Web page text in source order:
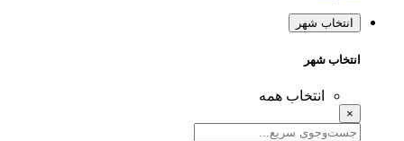
انتخاب شهر
انتخاب شهر
انتخاب همه